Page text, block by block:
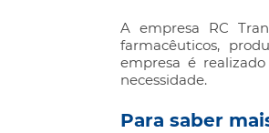
A empresa RC
farmacêuticos,
empresa é
necessidade.
Para saber